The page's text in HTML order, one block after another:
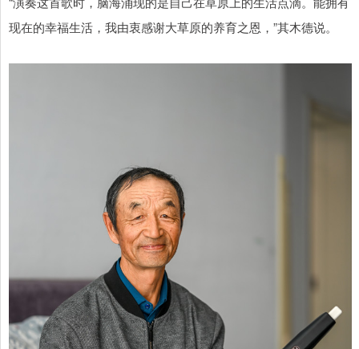
现在的幸福生活，我由衷感谢大草原的养育之恩，”其木德说。